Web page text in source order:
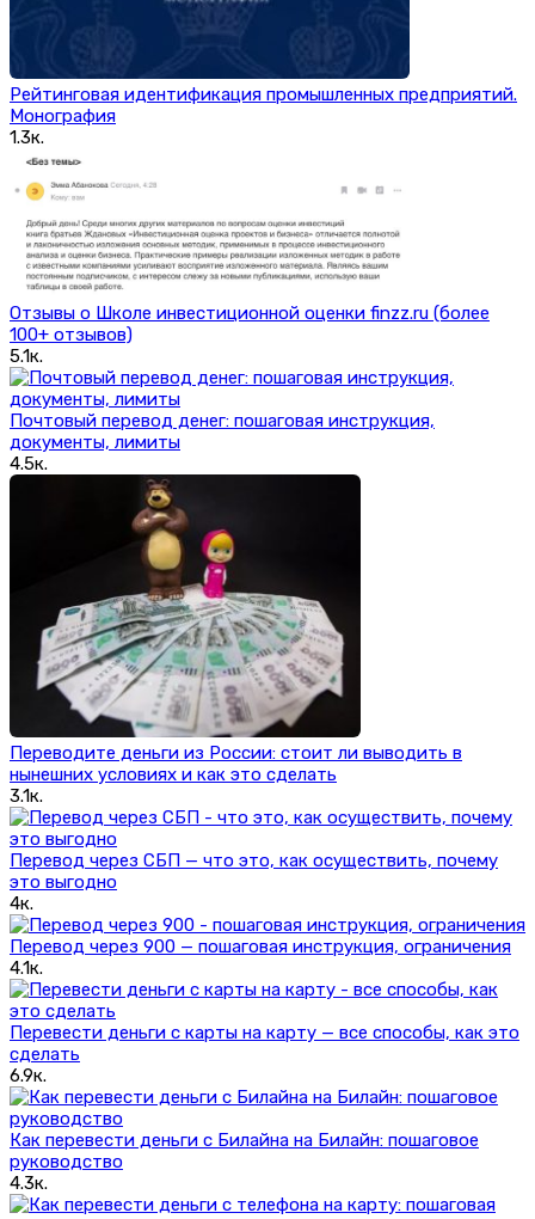
Рейтинговая идентификация промышленных предприятий.
Монография
1.3к.
Отзывы о Школе инвестиционной оценки finzz.ru (более
100+ отзывов)
5.1к.
Почтовый перевод денег: пошаговая инструкция,
документы, лимиты
4.5к.
Переводите деньги из России: стоит ли выводить в
нынешних условиях и как это сделать
3.1к.
Перевод через СБП — что это, как осуществить, почему
это выгодно
4к.
Перевод через 900 — пошаговая инструкция, ограничения
4.1к.
Перевести деньги с карты на карту — все способы, как это
сделать
6.9к.
Как перевести деньги с Билайна на Билайн: пошаговое
руководство
4.3к.